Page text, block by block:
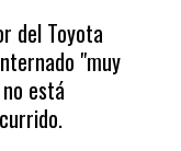
del Toyota
"muy
está